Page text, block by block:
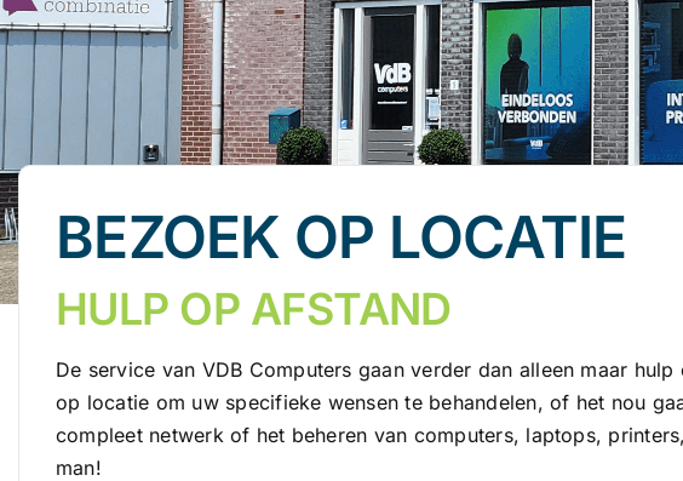
BEZOEK OP LOCATIE
HULP OP AFSTAND
De service van VDB Computers gaan verder dan alleen maar
op locatie om uw specifieke wensen te behandelen, of het nou
compleet netwerk of het beheren van computers, laptops,
man!